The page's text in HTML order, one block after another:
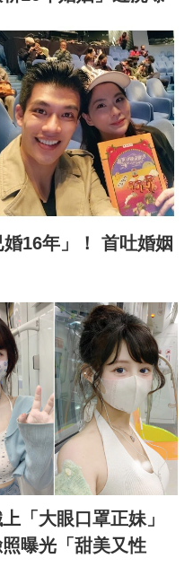
16年」！ 首吐婚姻
「大眼口罩正妹」
曝光「甜美又性